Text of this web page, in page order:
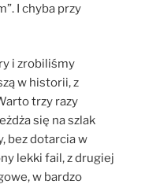
I chyba przy
i zrobiliśmy
w historii, z
trzy razy
się na szlak
bez dotarcia w
lekki fail, z drugiej
w bardzo